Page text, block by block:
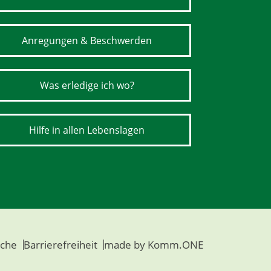
Anregungen & Beschwerden
Was erledige ich wo?
Hilfe in allen Lebenslagen
Barrierefreiheit made by Komm.ONE